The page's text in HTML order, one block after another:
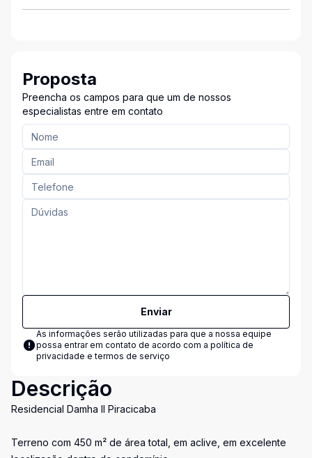
Proposta
Preencha os campos para que um de nossos
especialistas entre em contato
Enviar
As informações serão utilizadas para que a nossa equipe
possa entrar em contato de acordo com a política de
privacidade e termos de serviço
Descrição
Residencial Damha II Piracicaba
Terreno com 450 m² de área total, em aclive, em excelente